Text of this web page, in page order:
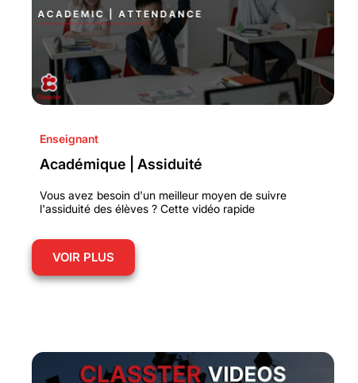
Enseignant
Académique | Assiduité
Vous avez besoin d'un meilleur moyen de suivre
l'assiduité des élèves ? Cette vidéo rapide
VOIR PLUS